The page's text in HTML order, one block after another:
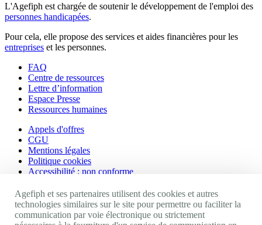
L'Agefiph est chargée de soutenir le développement de l'emploi des
personnes handicapées.
Pour cela, elle propose des services et aides financières pour les
entreprises et les personnes.
FAQ
Centre de ressources
Lettre d’information
Espace Presse
Ressources humaines
Appels d'offres
CGU
Mentions légales
Politique cookies
Accessibilité : non conforme
Nos autres sites
Site portail Agefiph
Agefiph et ses partenaires utilisent des cookies et autres
technologies similaires sur le site pour permettre ou faciliter la
communication par voie électronique ou strictement